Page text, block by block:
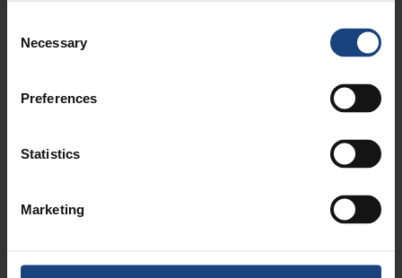
Selection
Necessary
Preferences
Statistics
Marketing
24 januari 2024